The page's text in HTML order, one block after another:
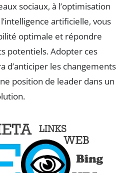
sociaux, à l’optimisation
artificielle, vous
optimale et répondre
potentiels. Adopter ces
d’anticiper les changements
position de leader dans un